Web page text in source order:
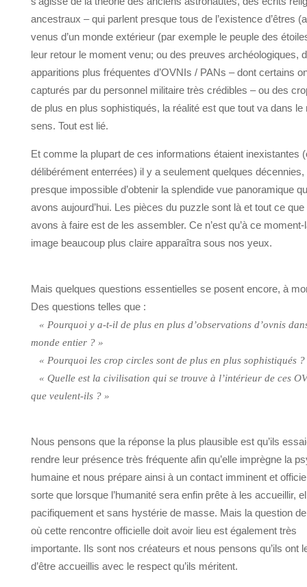
ancestraux – qui parlent presque tous de l’existence d’êtres
venus d’un monde extérieur (par exemple le peuple des
leur retour le moment venu; ou des preuves archéologiques,
apparitions plus fréquentes d’OVNIs / PANs – dont certains
capturés par du personnel militaire très crédibles – ou des
de plus en plus sophistiqués, la réalité est que tout va dans le
sens. Tout est lié.
Et comme la plupart de ces informations étaient inexistantes
délibérément enterrées) il y a seulement quelques décennies,
presque impossible d’obtenir la splendide vue panoramique
avons aujourd’hui. Les pièces du puzzle sont là et tout ce que
avons à faire est de les assembler. Ce n’est qu’à ce moment-
image beaucoup plus claire apparaîtra sous nos yeux.
Mais quelques questions essentielles se posent encore, à
Des questions telles que :
« Pourquoi y a-t-il de plus en plus d’observations d’ovnis
monde entier ? »
« Pourquoi les crop circles sont de plus en plus sophistiqués ?
« Quelle est la civilisation qui se trouve à l’intérieur de ces
que veulent-ils ? »
Nous pensons que la réponse la plus plausible est qu’ils
rendre leur présence très fréquente afin qu’elle imprègne la
humaine et nous prépare ainsi à un contact imminent et
sorte que lorsque l’humanité sera enfin prête à les accueillir,
pacifiquement et sans hystérie de masse. Mais la question
où cette rencontre officielle doit avoir lieu est également très
importante. Ils sont nos créateurs et nous pensons qu’ils ont
d’être accueillis avec le respect qu’ils méritent.